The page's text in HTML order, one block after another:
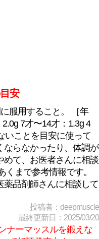
安
服用すること。 ［年
7才〜14才：1.3g 4
いことを目安に使って
ならなかったり、体調が
めて、お医者さんに相談
まで参考情報です。
品剤師さんに相談して
投稿者：deepmuscle
最終更新日：2025/03/20
ナーマッスルを鍛えな